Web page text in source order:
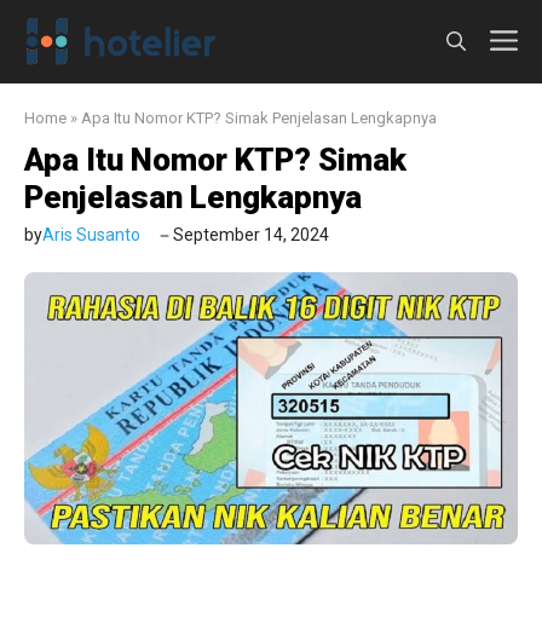
Langsung
Home » Apa Itu Nomor KTP? Simak Penjelasan Lengkapnya
Apa Itu Nomor KTP? Simak
Penjelasan Lengkapnya
byAris Susanto September 14, 2024